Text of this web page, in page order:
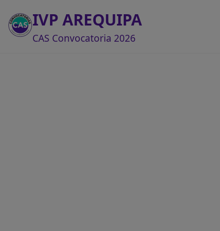
IVP AREQUIPA
CAS Convocatoria 2026